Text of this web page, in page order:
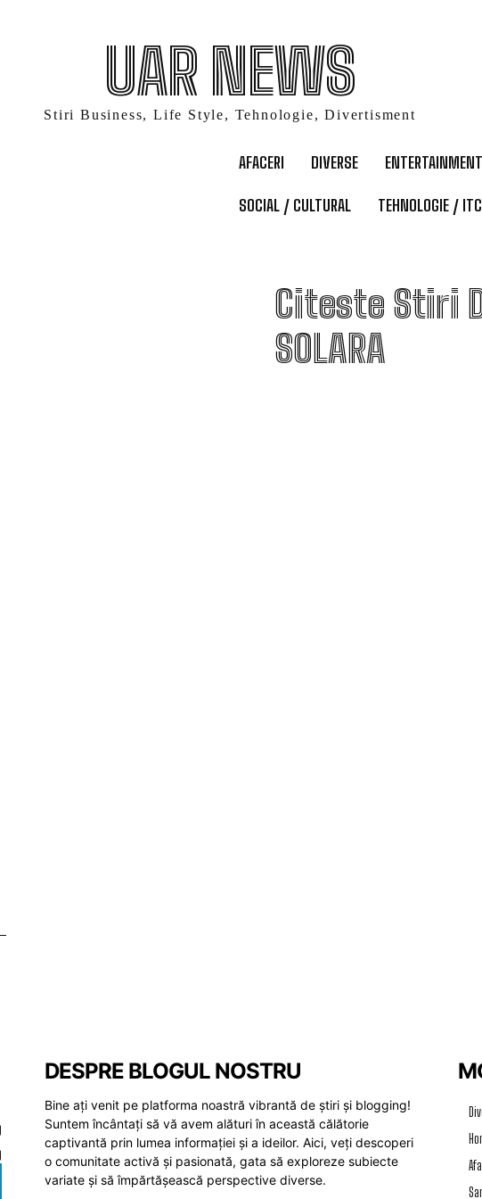
UAR NEWS
Stiri Business, Life Style, Tehnologie, Divertisment
AFACERI DIVERSE ENTERTAINMENT
SOCIAL / CULTURAL TEHNOLOGIE / ITC
Citeste Stiri
SOLARA
P
DESPRE BLOGUL NOSTRU
Bine ați venit pe platforma noastră vibrantă de știri și blogging!
Suntem încântați să vă avem alături în această călătorie
captivantă prin lumea informației și a ideilor. Aici, veți descoperi
o comunitate activă și pasionată, gata să exploreze subiecte
variate și să împărtășească perspective diverse.